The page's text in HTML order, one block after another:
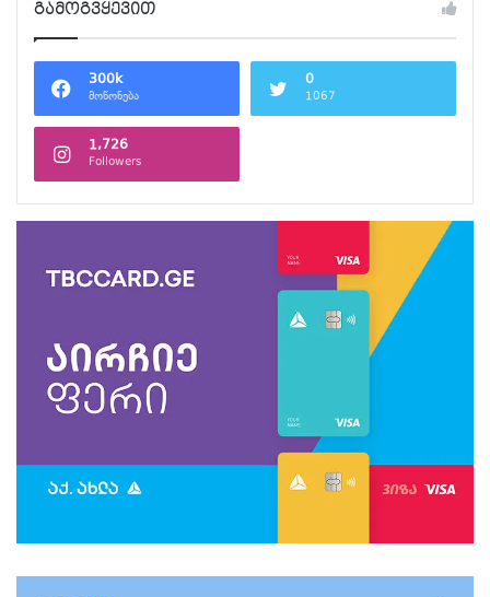
გამოგვყევით
300k
მოწონება
0
1067
1,726
Followers